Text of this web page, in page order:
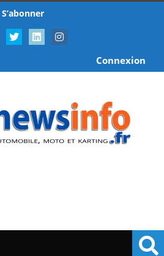
S’abonner
Connexion